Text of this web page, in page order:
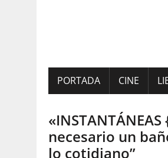
PORTADA CINE
necesario un
lo cotidiano”